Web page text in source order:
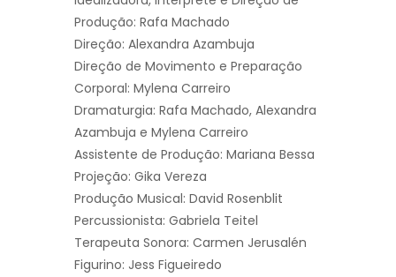
Produção: Rafa Machado
Direção: Alexandra Azambuja
Direção de Movimento e Preparação
Corporal: Mylena Carreiro
Dramaturgia: Rafa Machado, Alexandra
Azambuja e Mylena Carreiro
Assistente de Produção: Mariana Bessa
Projeção: Gika Vereza
Produção Musical: David Rosenblit
Percussionista: Gabriela Teitel
Terapeuta Sonora: Carmen Jerusalén
Figurino: Jess Figueiredo